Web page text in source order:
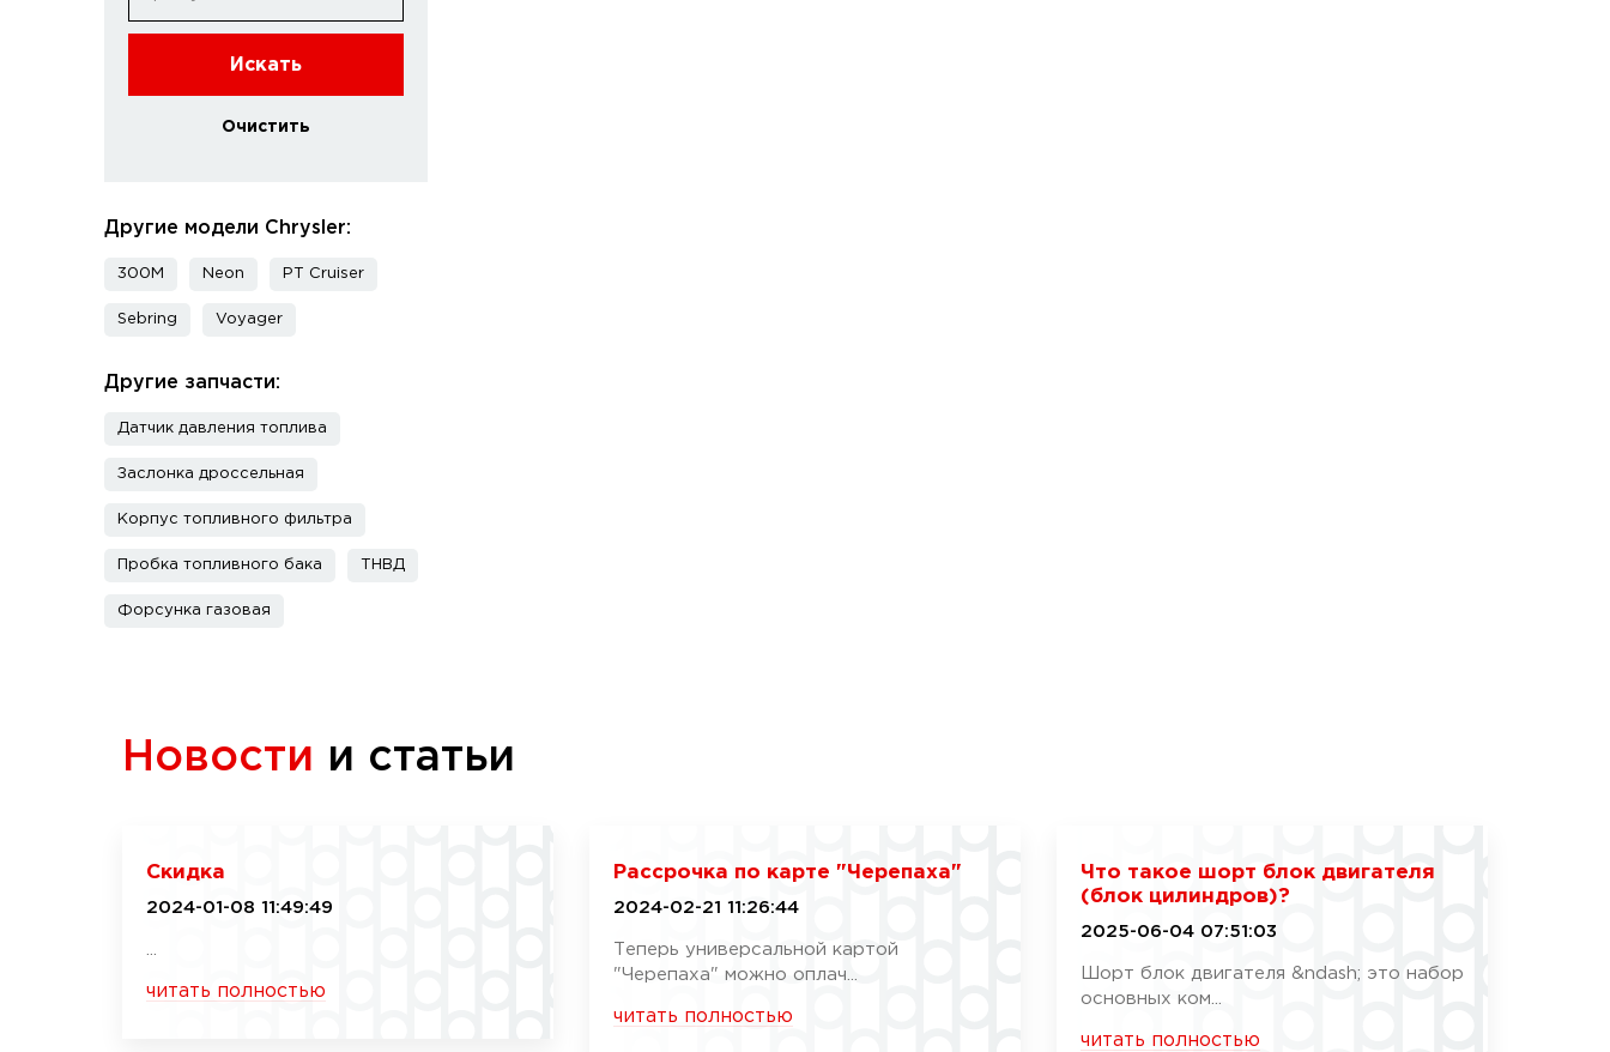
Искать
Очистить
Другие модели Chrysler:
300M Neon PT Cruiser
Sebring Voyager
Другие запчасти:
Датчик давления топлива
Заслонка дроссельная
Корпус топливного фильтра
Пробка топливного бака ТНВД
Форсунка газовая
Новости и статьи
Скидка
2024-01-08 11:49:49
читать полностью
Рассрочка по карте "Черепаха"
2024-02-21 11:26:44
Теперь универсальной картой
"Черепаха" можно оплач...
читать полностью
Что такое шорт блок двигателя
(блок цилиндров)?
2025-06-04 07:51:03
Шорт блок двигателя &ndash; это набор
основных ком...
читать полностью